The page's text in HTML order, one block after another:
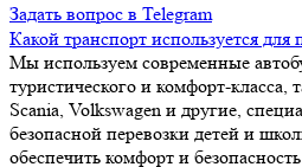
Задать вопрос в Telegram
Какой транспорт используется для
Мы используем современные
туристического и комфорт-класса,
Scania, Volkswagen и другие,
безопасной перевозки детей и
обеспечить комфорт и